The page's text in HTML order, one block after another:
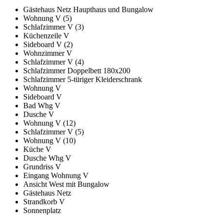
Gästehaus Netz Haupthaus und Bungalow
Wohnung V (5)
Schlafzimmer V (3)
Küchenzeile V
Sideboard V (2)
Wohnzimmer V
Schlafzimmer V (4)
Schlafzimmer Doppelbett 180x200
Schlafzimmer 5-türiger Kleiderschrank
Wohnung V
Sideboard V
Bad Whg V
Dusche V
Wohnung V (12)
Schlafzimmer V (5)
Wohnung V (10)
Küche V
Dusche Whg V
Grundriss V
Eingang Wohnung V
Ansicht West mit Bungalow
Gästehaus Netz
Strandkorb V
Sonnenplatz